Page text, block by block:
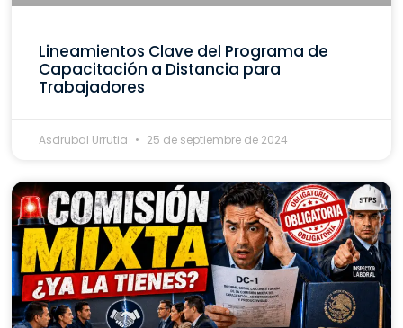
Lineamientos Clave del Programa de
Capacitación a Distancia para
Trabajadores
Asdrubal Urrutia 25 de septiembre de 2024